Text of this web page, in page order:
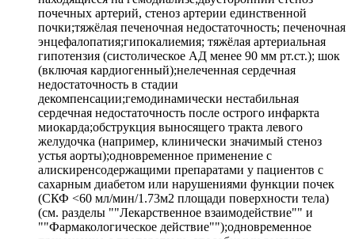
почечных артерий, стеноз артерии единственной
почки;тяжёлая печеночная недостаточность; печеночная
энцефалопатия;гипокалиемия; тяжёлая артериальная
гипотензия (систолическое АД менее 90 мм рт.ст.); шок
(включая кардиогенный);нелеченная сердечная
недостаточность в стадии
декомпенсации;гемодинамически нестабильная
сердечная недостаточность после острого инфаркта
миокарда;обструкция выносящего тракта левого
желудочка (например, клинически значимый стеноз
устья аорты);одновременное применение с
алискиренсодержащими препаратами у пациентов с
сахарным диабетом или нарушениями функции почек
(СКФ <60 мл/мин/1.73м2 площади поверхности тела)
(см. разделы ""Лекарственное взаимодействие"" и
""Фармакологическое действие"");одновременное